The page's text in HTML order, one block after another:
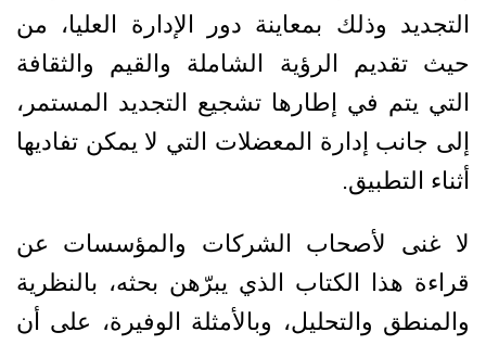
التجديد وذلك بمعاينة دور الإدارة العليا، من
حيث تقديم الرؤية الشاملة والقيم والثقافة
التي يتم في إطارها تشجيع التجديد المستمر،
إلى جانب إدارة المعضلات التي لا يمكن تفاديها
أثناء التطبيق.
لا غنى لأصحاب الشركات والمؤسسات عن
قراءة هذا الكتاب الذي يبرّهن بحثه، بالنظرية
والمنطق والتحليل، وبالأمثلة الوفيرة، على أن